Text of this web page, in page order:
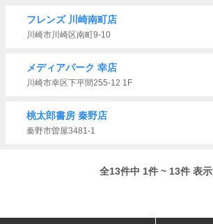
フレンズ 川崎南町店
川崎市川崎区南町9-10
メディアパーク 幸店
川崎市幸区下平間255-12 1F
桃太郎書房 秦野店
秦野市曽屋3481-1
全13件中 1件 ~ 13件 表示